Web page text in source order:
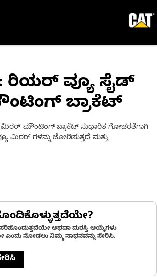
ರಿಯರ್ ವ್ಯೂ ಸೈಡ್
ಬ್ರಾಕೆಟ್
ಮೌಂಟಿಂಗ್ ಬ್ರಾಕೆಟ್ ಸುಧಾರಿತ ಗೋಚರತೆಗಾಗಿ
ಮಿರರ್ ಗಳನ್ನು ಜೋಡಿಸುತ್ತದೆ ಮತ್ತು
ಅಥವಾ ದುರಸ್ತಿ ಆಯ್ಕೆಗಳು
ನೋಡಲು ನಿಮ್ಮ ಸಾಧನವನ್ನು ಸೇರಿಸಿ.